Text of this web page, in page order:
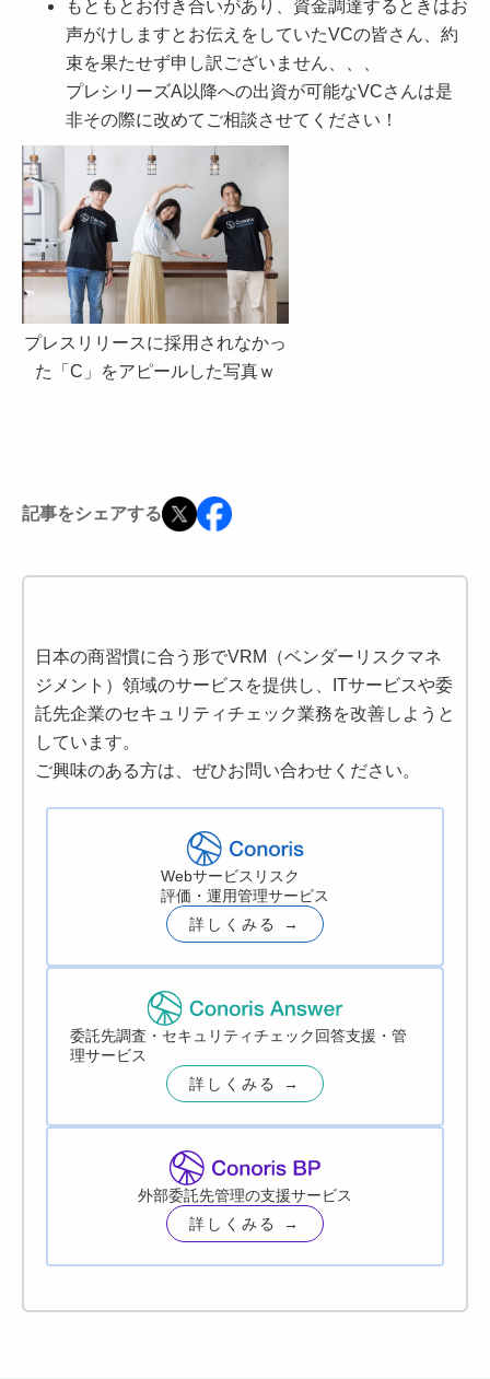
もともとお付き合いがあり、資金調達するときはお
声がけしますとお伝えをしていたVCの皆さん、約
束を果たせず申し訳ございません、、、
プレシリーズA以降への出資が可能なVCさんは是
非その際に改めてご相談させてください！
プレスリリースに採用されなかっ
た「C」をアピールした写真ｗ
記事をシェアする
日本の商習慣に合う形でVRM（ベンダーリスクマネ
ジメント）領域のサービスを提供し、ITサービスや委
託先企業のセキュリティチェック業務を改善しようと
しています。
ご興味のある方は、ぜひお問い合わせください。
Webサービスリスク
評価・運用管理サービス
詳しくみる →
委託先調査・セキュリティチェック回答支援・管
理サービス
詳しくみる →
外部委託先管理の支援サービス
詳しくみる →